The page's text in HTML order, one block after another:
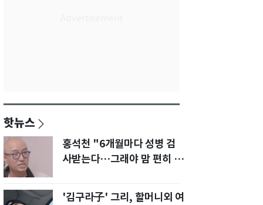
핫뉴스
홍석천 "6개월마다 성병 검
사받는다…그래야 맘 편히 성
'김구라子' 그리, 할머니외 여